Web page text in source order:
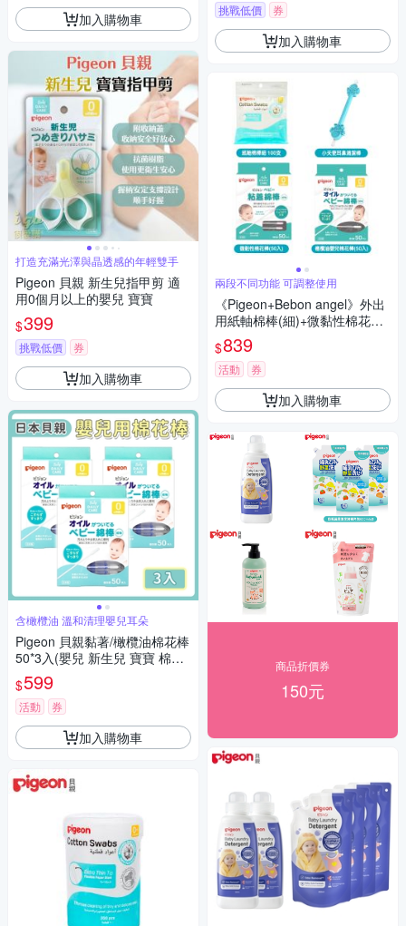
加入購物車
打造充滿光澤與晶透感的年輕雙手
Pigeon 貝親 新生兒指甲剪 適
用0個月以上的嬰兒 寶寶
$399
挑戰低價 券
加入購物車
含橄欖油 溫和清理嬰兒耳朵
Pigeon 貝親黏著/橄欖油棉花棒
50*3入(嬰兒 新生兒 寶寶 棉花
棒)
$599
活動 券
加入購物車
挑戰低價 券
加入購物車
兩段不同功能 可調整使用
《Pigeon+Bebon angel》外出
用紙軸棉棒(細)+微黏性棉花棒
(50入)+橄欖油嬰兒棉花棒+小
天使耳鼻清潔棒
$839
活動 券
加入購物車
商品折價券
150元